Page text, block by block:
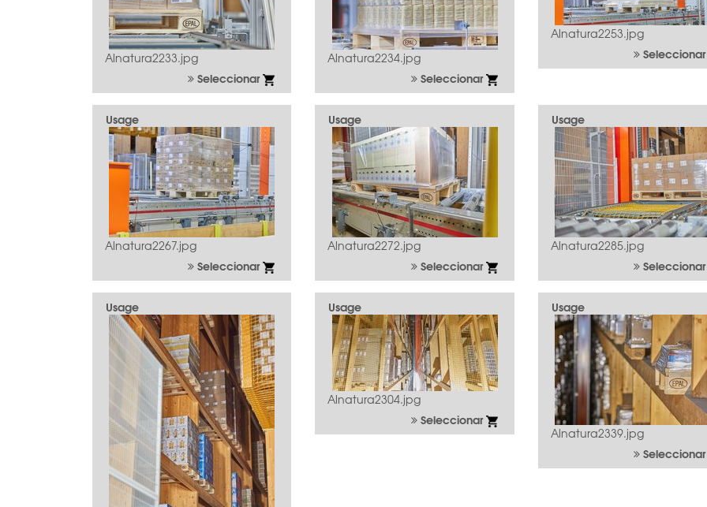
Alnatura2233.jpg
Seleccionar
Alnatura2234.jpg
Seleccionar
Alnatura2253.jpg
Usage
Alnatura2267.jpg
Seleccionar
Usage
Alnatura2272.jpg
Seleccionar
Usage
Alnatura2285.jpg
Usage Usage
Alnatura2304.jpg
Seleccionar
Usage
Alnatura2339.jpg